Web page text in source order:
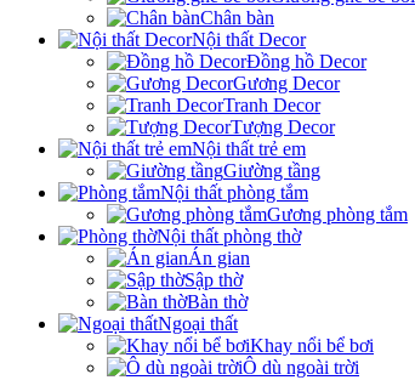
Chân bàn
Nội thất Decor
Đồng hồ Decor
Gương Decor
Tranh Decor
Tượng Decor
Nội thất trẻ em
Giường tầng
Nội thất phòng tắm
Gương phòng tắm
Nội thất phòng thờ
Án gian
Sập thờ
Bàn thờ
Ngoại thất
Khay nổi bể bơi
Ô dù ngoài trời